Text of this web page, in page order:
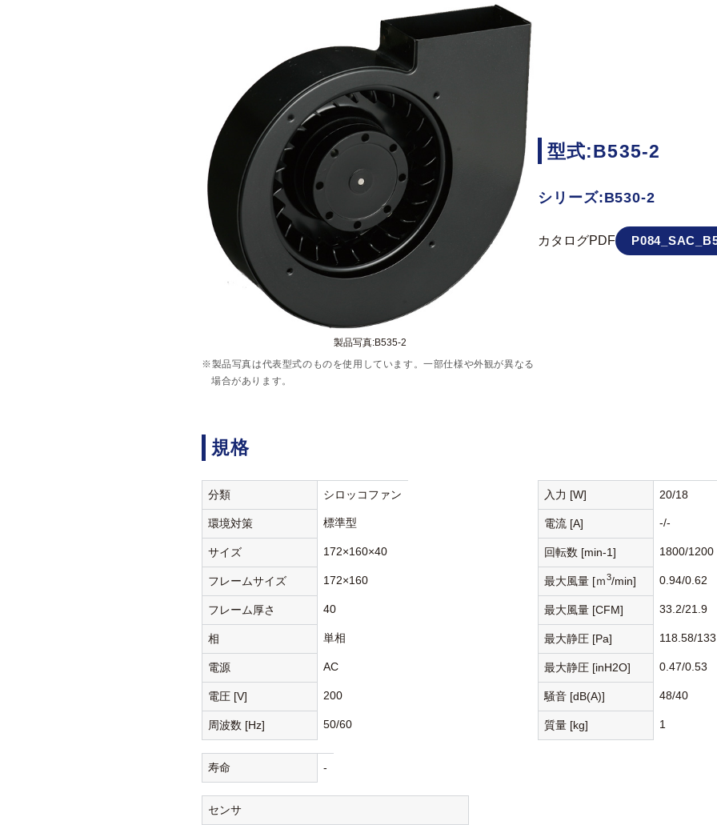
製品写真:B535-2
※製品写真は代表型式のものを使用しています。一部仕様や外観が異なる
場合があります。
型式:B535-2
シリーズ:B530-2
カタログPDF
規格
分類 シロッコファン
環境対策 標準型
サイズ 172×160×40
フレームサイズ 172×160
フレーム厚さ 40
相 単相
電源 AC
電圧 [V] 200
周波数 [Hz] 50/60
入力 [W] 20/18
電流 [A] -/-
回転数 [min-1] 1800/1200
最大風量 [ｍ3/min] 0.94/0.62
最大風量 [CFM] 33.2/21.9
最大静圧 [Pa] 118.58/
最大静圧 [inH2O] 0.47/0.53
騒音 [dB(A)] 48/40
質量 [kg] 1
寿命 -
センサ